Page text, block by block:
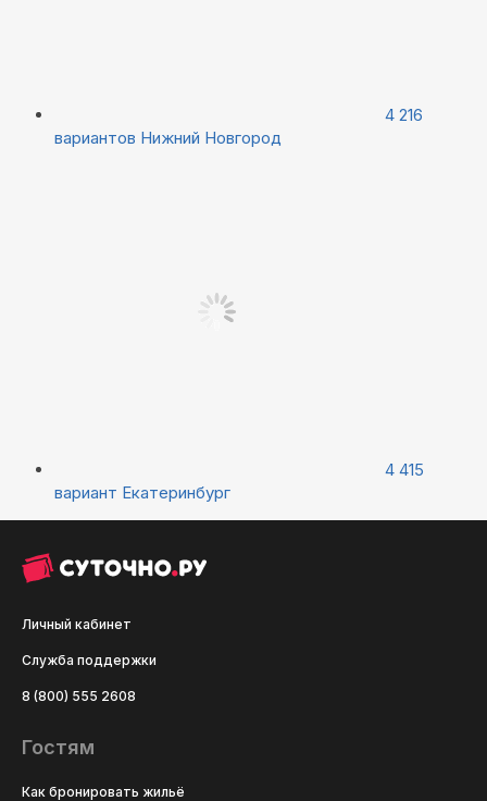
4 216
вариантов Нижний Новгород
4 415
вариант Екатеринбург
Личный кабинет
Служба поддержки
8 (800) 555 2608
Гостям
Как бронировать жильё